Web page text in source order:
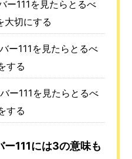
ー111を見たらとるべ
大切にする
ー111を見たらとるべ
する
ー111を見たらとるべ
する
ー111には3の意味も